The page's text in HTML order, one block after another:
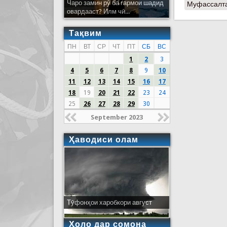
Чаро замин рӯ ба гармои шадид
овардааст? Илм чӣ...
Тақвим
ПН ВТ СР ЧТ ПТ СБ
ВС
1
2
3
4
5 6 7 8 9
10
11
12 13 14 15 16
17
18
19 20 21 22 23
24
25
26 27 28 29 30
September 2023
Ҳаводиси олам
Тӯфонҳои харобкори август
Ҳоло дар сомона